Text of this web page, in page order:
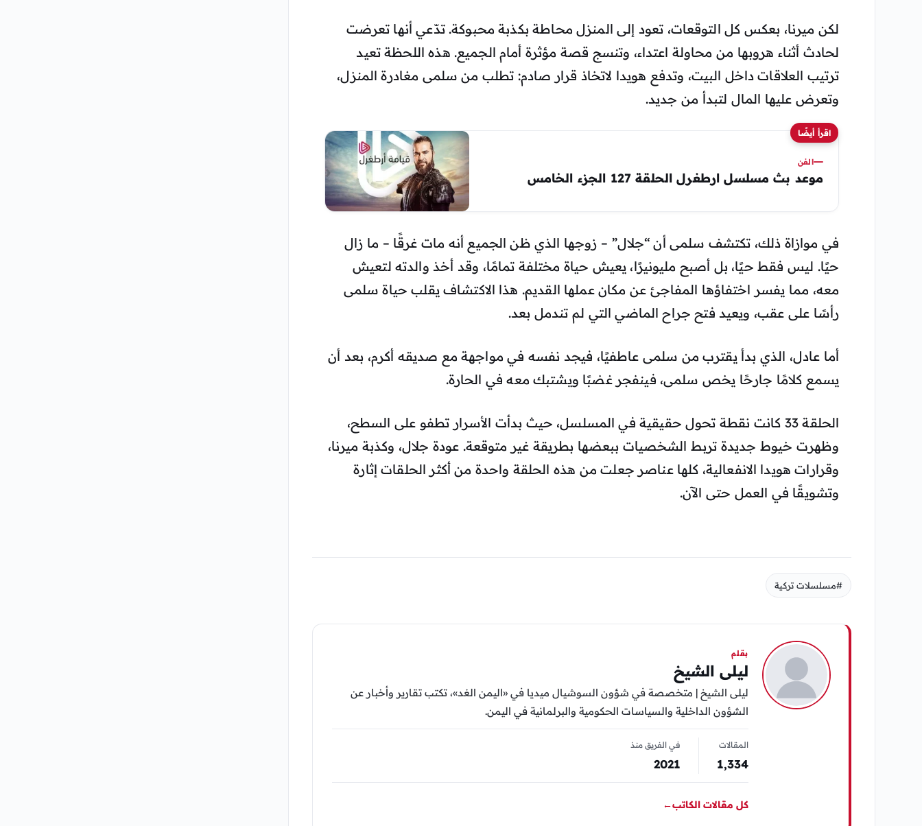
لكن ميرنا، بعكس كل التوقعات، تعود إلى المنزل محاطة بكذبة محبوكة. تدّعي أنها تعرضت
لحادث أثناء هروبها من محاولة اعتداء، وتنسج قصة مؤثرة أمام الجميع. هذه اللحظة تعيد
ترتيب العلاقات داخل البيت، وتدفع هويدا لاتخاذ قرار صادم: تطلب من سلمى مغادرة المنزل،
وتعرض عليها المال لتبدأ من جديد.
اقرأ أيضًا
الفن
موعد بث مسلسل ارطغرل الحلقة 127 الجزء الخامس
في موازاة ذلك، تكتشف سلمى أن “جلال” – زوجها الذي ظن الجميع أنه مات غرقًا – ما زال
حيًا. ليس فقط حيًا، بل أصبح مليونيرًا، يعيش حياة مختلفة تمامًا، وقد أخذ والدته لتعيش
معه، مما يفسر اختفاؤها المفاجئ عن مكان عملها القديم. هذا الاكتشاف يقلب حياة سلمى
رأسًا على عقب، ويعيد فتح جراح الماضي التي لم تندمل بعد.
أما عادل، الذي بدأ يقترب من سلمى عاطفيًا، فيجد نفسه في مواجهة مع صديقه أكرم، بعد أن
يسمع كلامًا جارحًا يخص سلمى، فينفجر غضبًا ويشتبك معه في الحارة.
الحلقة 33 كانت نقطة تحول حقيقية في المسلسل، حيث بدأت الأسرار تطفو على السطح،
وظهرت خيوط جديدة تربط الشخصيات ببعضها بطريقة غير متوقعة. عودة جلال، وكذبة ميرنا،
وقرارات هويدا الانفعالية، كلها عناصر جعلت من هذه الحلقة واحدة من أكثر الحلقات إثارة
وتشويقًا في العمل حتى الآن.
#مسلسلات تركية
بقلم
ليلى الشيخ
ليلى الشيخ | متخصصة في شؤون السوشيال ميديا في «اليمن الغد»، تكتب تقارير وأخبار عن
الشؤون الداخلية والسياسات الحكومية والبرلمانية في اليمن.
المقالات
1٬334
في الفريق منذ
2021
كل مقالات الكاتب←